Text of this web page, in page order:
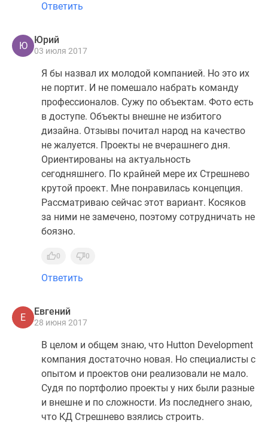
Ответить
Ю
Юрий
03 июля 2017
Я бы назвал их молодой компанией. Но это их
не портит. И не помешало набрать команду
профессионалов. Сужу по объектам. Фото есть
в доступе. Объекты внешне не избитого
дизайна. Отзывы почитал народ на качество
не жалуется. Проекты не вчерашнего дня.
Ориентированы на актуальность
сегодняшнего. По крайней мере их Стрешнево
крутой проект. Мне понравилась концепция.
Рассматриваю сейчас этот вариант. Косяков
за ними не замечено, поэтому сотрудничать не
боязно.
0 0
Ответить
Е
Евгений
28 июня 2017
В целом и общем знаю, что Hutton Development
компания достаточно новая. Но специалисты с
опытом и проектов они реализовали не мало.
Судя по портфолио проекты у них были разные
и внешне и по сложности. Из последнего знаю,
что КД Стрешнево взялись строить.